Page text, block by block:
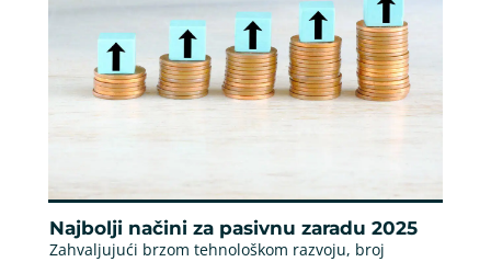
Najbolji načini za pasivnu zaradu 2025
Zahvaljujući brzom tehnološkom razvoju, broj